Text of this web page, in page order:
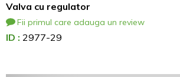
Valva cu regulator
Fii primul care adauga un review
ID : 2977-29